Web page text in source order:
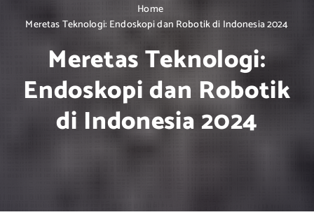
Home
Meretas Teknologi: Endoskopi dan Robotik di Indonesia 2024
Meretas Teknologi:
Endoskopi dan Robotik
di Indonesia 2024